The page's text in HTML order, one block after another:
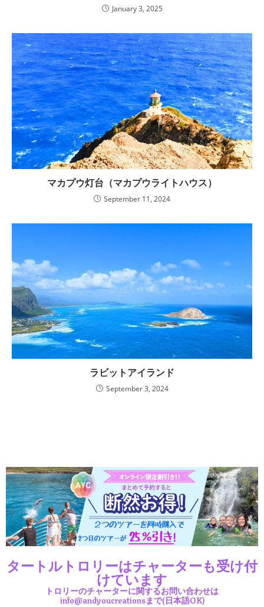
January 3, 2025
マカプウ灯台（マカプウライトハウス）
September 11, 2024
ラビットアイランド
September 3, 2024
タートルトロリーはチャーターも受け付
けています
トロリーのチャーターに関するお問い合わせは
info@andyoucreationsまで(日本語OK)